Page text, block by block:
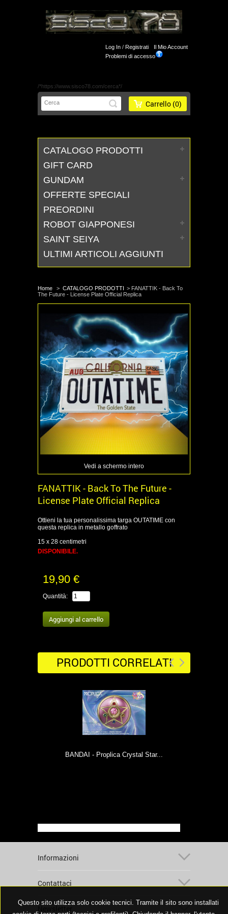
/*https://www.sisco78.com/cerca*/
Log In / Registrati
Il Mio Account
Problemi di accesso
Carrello (0)
CATALOGO PRODOTTI
GIFT CARD
GUNDAM
OFFERTE SPECIALI
PREORDINI
ROBOT GIAPPONESI
SAINT SEIYA
ULTIMI ARTICOLI AGGIUNTI
Home > CATALOGO PRODOTTI > FANATTIK - Back To
The Future - License Plate Official Replica
Vedi a schermo intero
FANATTIK - Back To The Future -
License Plate Official Replica
Ottieni la tua personalissima targa OUTATIME con
questa replica in metallo goffrato
15 x 28 centimetri
DISPONIBILE.
19,90 €
Quantità:
PRODOTTI CORRELATI
- Proplica Crystal Star... NECA - Terminator: Ultimate...
Informazioni
Contattaci
Questo sito utilizza solo cookie tecnici. Tramite il sito sono installati